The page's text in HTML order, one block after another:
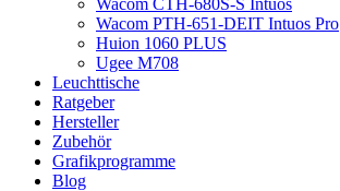
Wacom CTH-680S-S Intuos
Wacom PTH-651-DEIT Intuos Pro
Huion 1060 PLUS
Ugee M708
Leuchttische
Ratgeber
Hersteller
Zubehör
Grafikprogramme
Blog